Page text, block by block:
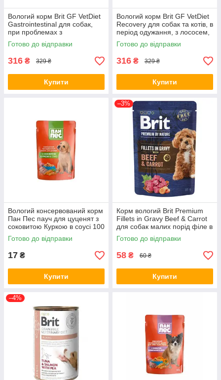
Вологий корм Brit GF VetDiet
Gastrointestinal для собак,
при проблемах з
травленням, лосось та
горошок, 400 г (*)
Готово до відправки
316 ₴ 329 ₴
Купити
Вологий корм Brit GF VetDiet
Recovery для собак та котів, в
період одужання, з лососем,
400 г (*)
Готово до відправки
316 ₴ 329 ₴
Купити
Вологий консервований корм
Пан Пес пауч для цуценят з
соковитою Куркою в соусі 100
гГотово до відправки
17 ₴
Купити
–3%
Корм вологий Brit Premium
Fillets in Gravy Beef & Carrot
для собак малих порід філе в
соусі яловичина і морква 85 г
(*)
Готово до відправки
58 ₴ 60 ₴
Купити
–4%